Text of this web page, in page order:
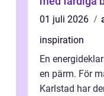
01 juli 2026
inspiration
En
en pärm. För
Karlstad har